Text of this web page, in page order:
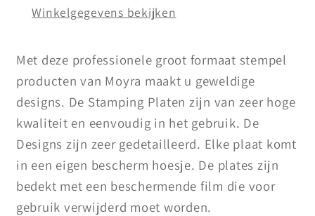
Winkelgegevens bekijken
Met deze professionele groot formaat stempel
producten van Moyra maakt u geweldige
designs. De Stamping Platen zijn van zeer hoge
kwaliteit en eenvoudig in het gebruik. De
Designs zijn zeer gedetailleerd. Elke plaat komt
in een eigen bescherm hoesje. De plates zijn
bedekt met een beschermende film die voor
gebruik verwijderd moet worden.